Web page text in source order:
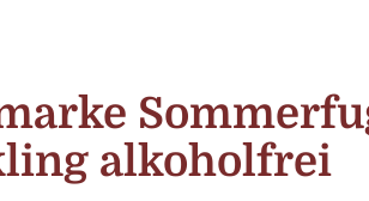
alkoholfrei